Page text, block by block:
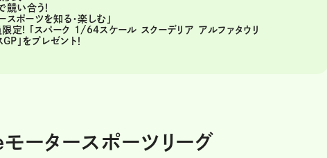
競い合う！
スポーツを知る・楽しむ」
限定! 「スパーク 1/64スケール スクーデリア アルファタウリ
」をプレゼント！
ータースポーツリーグ